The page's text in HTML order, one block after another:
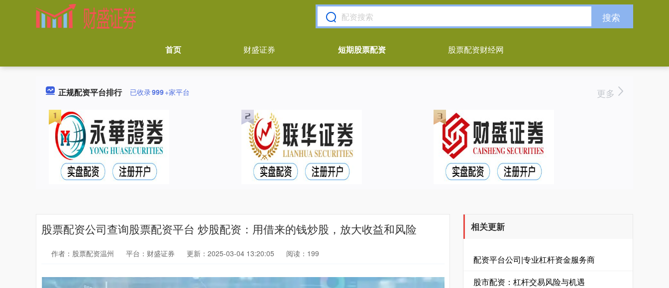
搜索
首页 财盛证券 短期股票配资 股票配资财经网
正规配资平台排行 已收录999+家平台 更多
股票配资公司查询股票配资平台 炒股配资：用借来的钱炒股，放大收益和风险
作者：股票配资温州 平台：财盛证券 更新：2025-03-04 13:20:05 阅读：199
相关更新
配资平台公司|专业杠杆资金服务商
股市配资：杠杆交易风险与机遇